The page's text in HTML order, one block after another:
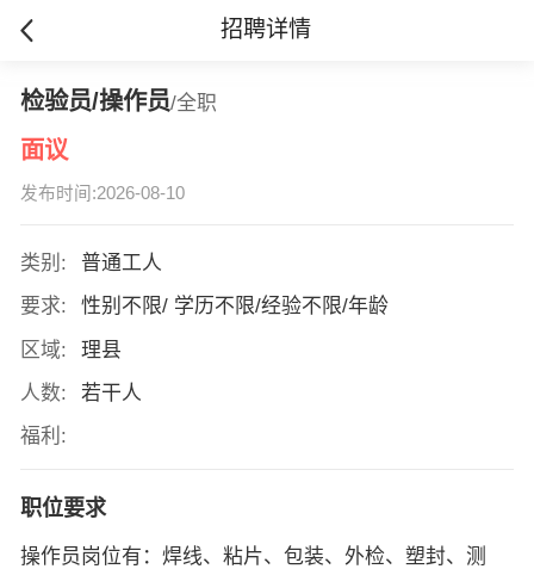
招聘详情
检验员/操作员/全职
面议
发布时间:2026-08-10
类别:
普通工人
要求:
性别不限/ 学历不限/经验不限/年龄
区域:
理县
人数:
若干人
福利:
职位要求
操作员岗位有：焊线、粘片、包装、外检、塑封、测